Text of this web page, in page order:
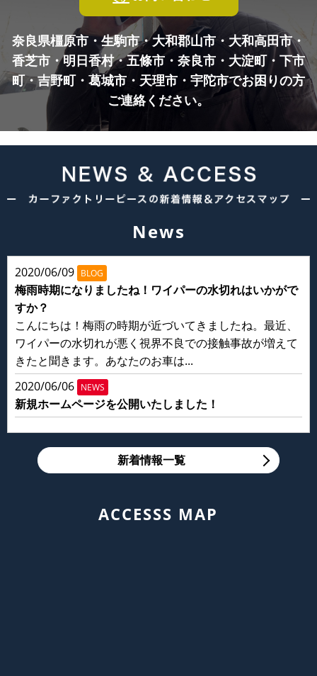
奈良県橿原市・生駒市・大和郡山市・大和高田市・
香芝市・明日香村・五條市・奈良市・ 大淀町・下市
町・吉野町・葛城市・天理市・宇陀市でお困りの方
ご連絡ください。
News
2020/06/09 BLOG
梅雨時期になりましたね！ワイパーの水切れはいかがで
すか？
こんにちは！梅雨の時期が近づいてきましたね。最近、
ワイパーの水切れが悪く視界不良での接触事故が増えて
きたと聞きます。あなたのお車は...
2020/06/06 NEWS
新規ホームページを公開いたしました！
新着情報一覧
ACCESSS MAP